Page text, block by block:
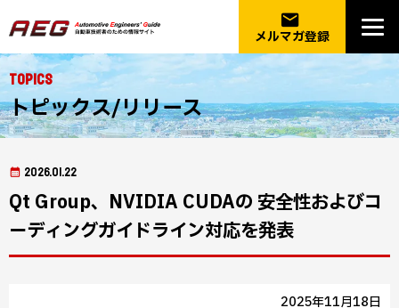
email
メルマガ登録
Topics
トピックス/リリース
2026.01.22
Qt Group、NVIDIA CUDAの 安全性およびコ
ーディングガイドライン対応を発表
2025年11月18日